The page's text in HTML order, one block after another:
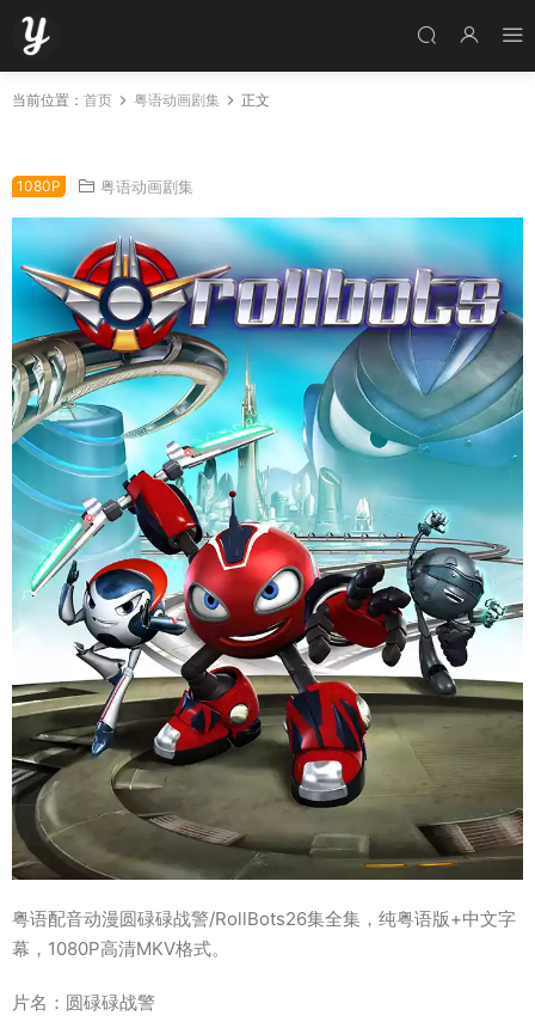
当前位置： 首页 粤语动画剧集 正文
1080P 粤语动画剧集
粤语配音动漫圆碌碌战警/RollBots26集全集，纯粤语版+中文字
幕，1080P高清MKV格式。
片名：圆碌碌战警